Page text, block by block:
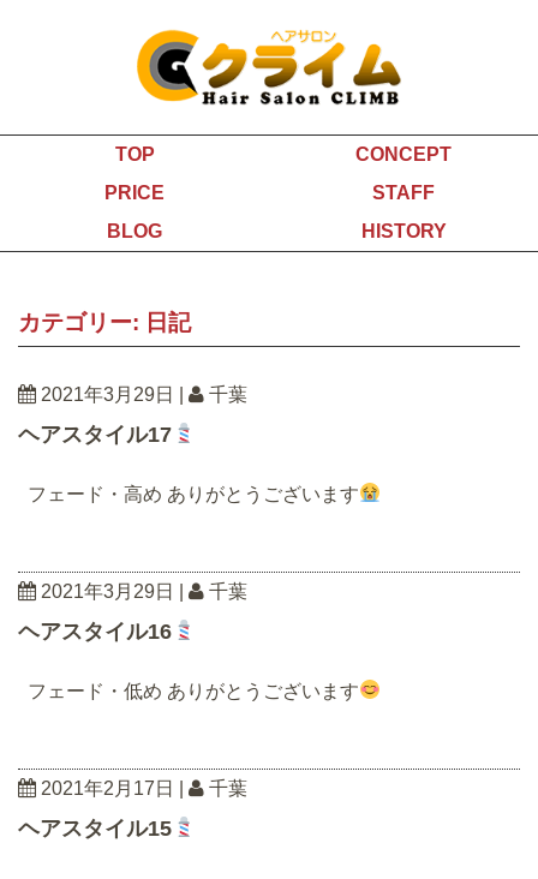
TOP
CONCEPT
PRICE
STAFF
BLOG
HISTORY
カテゴリー: 日記
2021年3月29日 千葉
ヘアスタイル17
フェード・高め ありがとうございます
2021年3月29日 千葉
ヘアスタイル16
フェード・低め ありがとうございます
2021年2月17日 千葉
ヘアスタイル15